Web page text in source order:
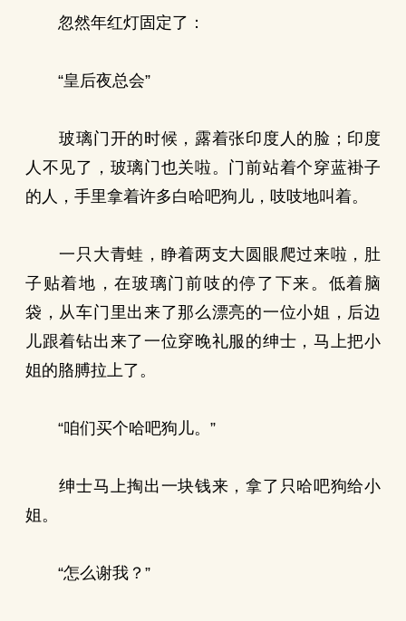
忽然年红灯固定了：
“皇后夜总会”
玻璃门开的时候，露着张印度人的脸；印度
人不见了，玻璃门也关啦。门前站着个穿蓝褂子
的人，手里拿着许多白哈吧狗儿，吱吱地叫着。
一只大青蛙，睁着两支大圆眼爬过来啦，肚
子贴着地，在玻璃门前吱的停了下来。低着脑
袋，从车门里出来了那么漂亮的一位小姐，后边
儿跟着钻出来了一位穿晚礼服的绅士，马上把小
姐的胳膊拉上了。
“咱们买个哈吧狗儿。”
绅士马上掏出一块钱来，拿了只哈吧狗给小
姐。
“怎么谢我？”